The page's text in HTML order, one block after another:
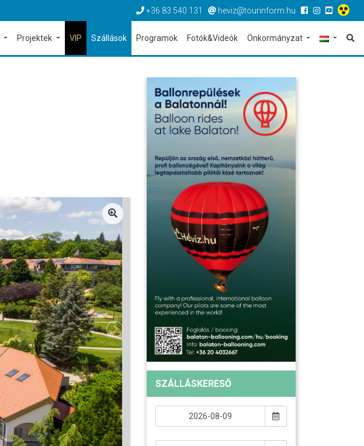
+36 83 540 131 heviz@tourinform.hu
Projektek VIP Szállások Programok Fotók&Videók Önkormányzat
SZÁLLÁSKERESŐ